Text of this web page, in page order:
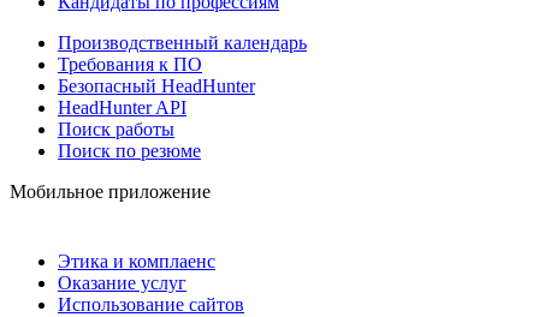
Производственный календарь
Требования к ПО
Безопасный HeadHunter
HeadHunter API
Поиск работы
Поиск по резюме
Мобильное приложение
Этика и комплаенс
Оказание услуг
Использование сайтов